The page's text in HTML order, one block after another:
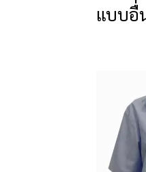
แบบอื่